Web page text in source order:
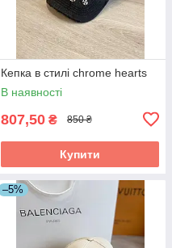
Кепка в стилі chrome hearts
В наявності
807,50 ₴ 850 ₴
Купити
–5%